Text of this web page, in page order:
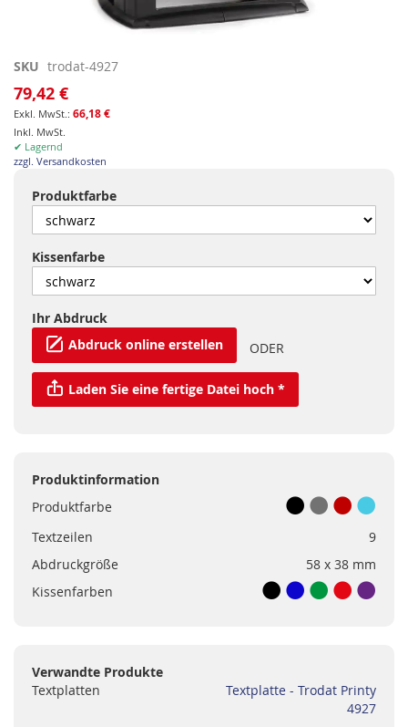
Zum
Anfang
der
Bildgalerie
springen
SKU trodat-4927
79,42 €
66,18 €
Inkl. MwSt.
✔ Lagernd
zzgl. Versandkosten
Produktfarbe
Kissenfarbe
Ihr Abdruck
Abdruck online erstellen
ODER
Laden Sie eine fertige Datei hoch *
Produktinformation
Produktfarbe
Textzeilen
9
Abdruckgröße
58 x 38 mm
Kissenfarben
Verwandte Produkte
Textplatten
Textplatte - Trodat Printy
4927